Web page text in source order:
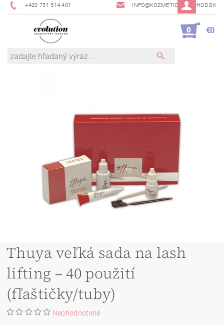
+420 731 514 401 INFO@KOZMETICKYOBCHOD.SK
0 €0
Thuya veľká sada na lash
lifting – 40 použití
(fľaštičky/tuby)
Neohodnotené